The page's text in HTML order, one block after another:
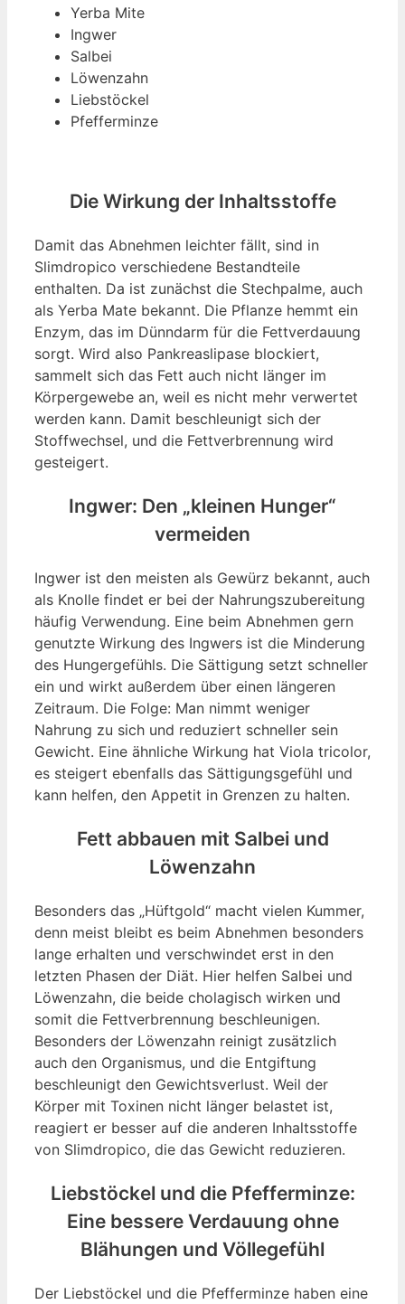
Yerba Mite
Ingwer
Salbei
Löwenzahn
Liebstöckel
Pfefferminze
Die Wirkung der Inhaltsstoffe
Damit das Abnehmen leichter fällt, sind in
Slimdropico verschiedene Bestandteile
enthalten. Da ist zunächst die Stechpalme, auch
als Yerba Mate bekannt. Die Pflanze hemmt ein
Enzym, das im Dünndarm für die Fettverdauung
sorgt. Wird also Pankreaslipase blockiert,
sammelt sich das Fett auch nicht länger im
Körpergewebe an, weil es nicht mehr verwertet
werden kann. Damit beschleunigt sich der
Stoffwechsel, und die Fettverbrennung wird
gesteigert.
Ingwer: Den „kleinen Hunger“
vermeiden
Ingwer ist den meisten als Gewürz bekannt, auch
als Knolle findet er bei der Nahrungszubereitung
häufig Verwendung. Eine beim Abnehmen gern
genutzte Wirkung des Ingwers ist die Minderung
des Hungergefühls. Die Sättigung setzt schneller
ein und wirkt außerdem über einen längeren
Zeitraum. Die Folge: Man nimmt weniger
Nahrung zu sich und reduziert schneller sein
Gewicht. Eine ähnliche Wirkung hat Viola tricolor,
es steigert ebenfalls das Sättigungsgefühl und
kann helfen, den Appetit in Grenzen zu halten.
Fett abbauen mit Salbei und
Löwenzahn
Besonders das „Hüftgold“ macht vielen Kummer,
denn meist bleibt es beim Abnehmen besonders
lange erhalten und verschwindet erst in den
letzten Phasen der Diät. Hier helfen Salbei und
Löwenzahn, die beide cholagisch wirken und
somit die Fettverbrennung beschleunigen.
Besonders der Löwenzahn reinigt zusätzlich
auch den Organismus, und die Entgiftung
beschleunigt den Gewichtsverlust. Weil der
Körper mit Toxinen nicht länger belastet ist,
reagiert er besser auf die anderen Inhaltsstoffe
von Slimdropico, die das Gewicht reduzieren.
Liebstöckel und die Pfefferminze:
Eine bessere Verdauung ohne
Blähungen und Völlegefühl
Der Liebstöckel und die Pfefferminze haben eine